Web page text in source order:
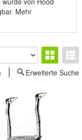
Mehr
Erweiterte Suche